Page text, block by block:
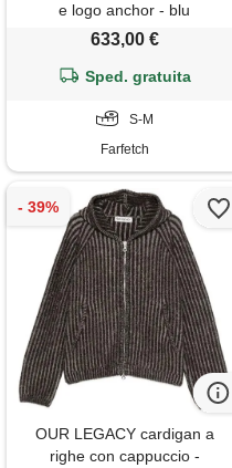
e logo anchor - blu
633,00 €
Sped. gratuita
S-M
Farfetch
OUR LEGACY cardigan a
righe con cappuccio -